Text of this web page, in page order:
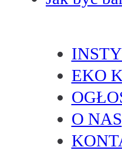
EKO
O NAS